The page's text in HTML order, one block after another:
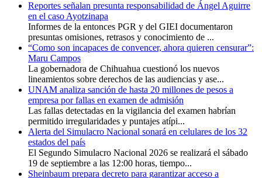
Reportes señalan presunta responsabilidad de Ángel Aguirre
en el caso Ayotzinapa
Informes de la entonces PGR y del GIEI documentaron
presuntas omisiones, retrasos y conocimiento de ...
“Como son incapaces de convencer, ahora quieren censurar”:
Maru Campos
La gobernadora de Chihuahua cuestionó los nuevos
lineamientos sobre derechos de las audiencias y ase...
UNAM analiza sanción de hasta 20 millones de pesos a
empresa por fallas en examen de admisión
Las fallas detectadas en la vigilancia del examen habrían
permitido irregularidades y puntajes atípi...
Alerta del Simulacro Nacional sonará en celulares de los 32
estados del país
El Segundo Simulacro Nacional 2026 se realizará el sábado
19 de septiembre a las 12:00 horas, tiempo...
Sheinbaum prepara decreto para garantizar acceso a